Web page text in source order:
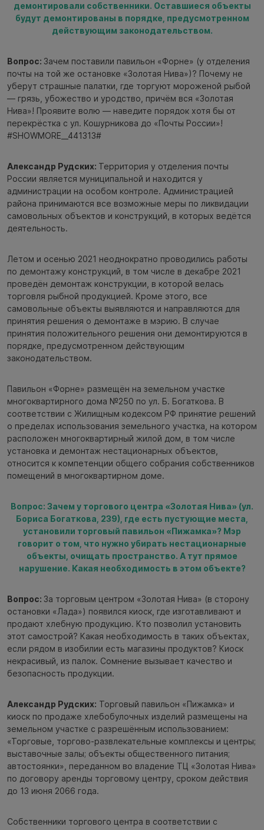
демонтировали собственники. Оставшиеся объекты
будут демонтированы в порядке, предусмотренном
действующим законодательством.
Вопрос: Зачем поставили павильон «Форне» (у отделения
почты на той же остановке «Золотая Нива»)? Почему не
уберут страшные палатки, где торгуют мороженой рыбой
— грязь, убожество и уродство, причём вся «Золотая
Нива»! Проявите волю — наведите порядок хотя бы от
перекрёстка с ул. Кошурникова до «Почты России»!
#SHOWMORE__441313#
Александр Рудских: Территория у отделения почты
России является муниципальной и находится у
администрации на особом контроле. Администрацией
района принимаются все возможные меры по ликвидации
самовольных объектов и конструкций, в которых ведётся
деятельность.
Летом и осенью 2021 неоднократно проводились работы
по демонтажу конструкций, в том числе в декабре 2021
проведён демонтаж конструкции, в которой велась
торговля рыбной продукцией. Кроме этого, все
самовольные объекты выявляются и направляются для
принятия решения о демонтаже в мэрию. В случае
принятия положительного решения они демонтируются в
порядке, предусмотренном действующим
законодательством.
Павильон «Форне» размещён на земельном участке
многоквартирного дома №250 по ул. Б. Богаткова. В
соответствии с Жилищным кодексом РФ принятие решений
о пределах использования земельного участка, на котором
расположен многоквартирный жилой дом, в том числе
установка и демонтаж нестационарных объектов,
относится к компетенции общего собрания собственников
помещений в многоквартирном доме.
Вопрос: Зачем у торгового центра «Золотая Нива» (ул.
Бориса Богаткова, 239), где есть пустующие места,
установили торговый павильон «Пижамка»? Мэр
говорит о том, что нужно убирать нестационарные
объекты, очищать пространство. А тут прямое
нарушение. Какая необходимость в этом объекте?
Вопрос: За торговым центром «Золотая Нива» (в сторону
остановки «Лада») появился киоск, где изготавливают и
продают хлебную продукцию. Кто позволил установить
этот самострой? Какая необходимость в таких объектах,
если рядом в изобилии есть магазины продуктов? Киоск
некрасивый, из палок. Сомнение вызывает качество и
безопасность продукции.
Александр Рудских: Торговый павильон «Пижамка» и
киоск по продаже хлебобулочных изделий размещены на
земельном участке с разрешённым использованием:
«Торговые, торгово-развлекательные комплексы и центры;
выставочные залы; объекты общественного питания;
автостоянки», переданном во владение ТЦ «Золотая Нива»
по договору аренды торговому центру, сроком действия
до 13 июня 2066 года.
Собственники торгового центра в соответствии с